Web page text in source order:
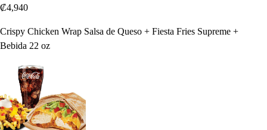
₡4,940
Crispy Chicken Wrap Salsa de Queso + Fiesta Fries Supreme +
Bebida 22 oz